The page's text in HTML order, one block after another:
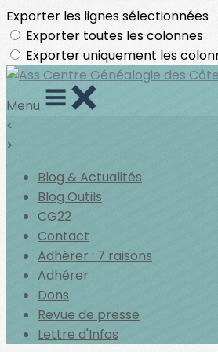
Exporter les lignes sélectionnées
Exporter toutes les colonnes
Exporter uniquement les
Menu
<
>
Blog & Actualités
Blog Outils
CG22
Contact
Adhérer : 7 raisons
Adhérer
Dons
Revue de presse
Lettre d'Infos